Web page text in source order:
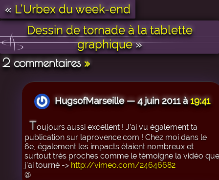
« L’Urbex du week-end
Dessin de tornade à la tablette
graphique»
2 commentaires »
HugsofMarseille — 4 juin 2011 à19:41
Toujours aussi excellent ! J’ai vu également ta
publication sur laprovence.com ! Chez moi dans le
6e, également les impacts étaient nombreux et
surtout très proches comme le témoigne la vidéo que
j’ai tourné -> http://vimeo.com/24646682
@